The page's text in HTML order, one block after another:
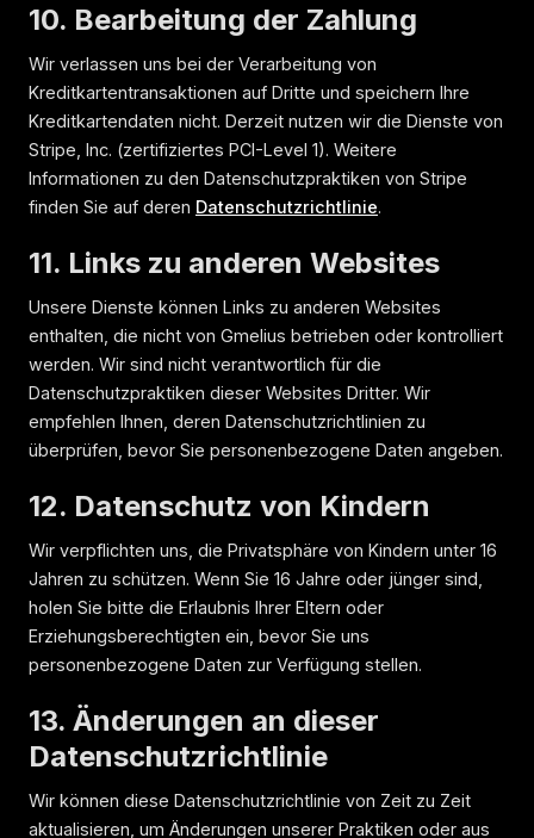
10. Bearbeitung der Zahlung
Wir verlassen uns bei der Verarbeitung von
Kreditkartentransaktionen auf Dritte und speichern Ihre
Kreditkartendaten nicht. Derzeit nutzen wir die Dienste von
Stripe, Inc. (zertifiziertes PCI-Level 1). Weitere
Informationen zu den Datenschutzpraktiken von Stripe
finden Sie auf deren Datenschutzrichtlinie.
11. Links zu anderen Websites
Unsere Dienste können Links zu anderen Websites
enthalten, die nicht von Gmelius betrieben oder kontrolliert
werden. Wir sind nicht verantwortlich für die
Datenschutzpraktiken dieser Websites Dritter. Wir
empfehlen Ihnen, deren Datenschutzrichtlinien zu
überprüfen, bevor Sie personenbezogene Daten angeben.
12. Datenschutz von Kindern
Wir verpflichten uns, die Privatsphäre von Kindern unter 16
Jahren zu schützen. Wenn Sie 16 Jahre oder jünger sind,
holen Sie bitte die Erlaubnis Ihrer Eltern oder
Erziehungsberechtigten ein, bevor Sie uns
personenbezogene Daten zur Verfügung stellen.
13. Änderungen an dieser
Datenschutzrichtlinie
Wir können diese Datenschutzrichtlinie von Zeit zu Zeit
aktualisieren, um Änderungen unserer Praktiken oder aus